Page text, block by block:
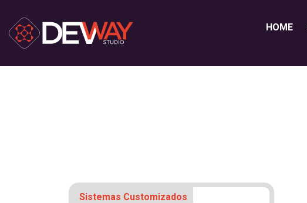
HOME
Sistemas Customizados